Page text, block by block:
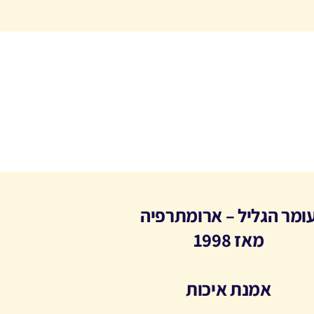
הגליל – ארומתרפיה
מאז 1998
אמנת איכות